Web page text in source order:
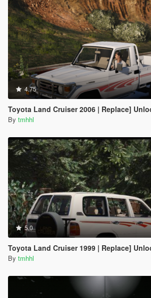
4.75
Toyota Land Cruiser 2006 | Replace]
By tmhhl
5.0
Toyota Land Cruiser 1999 | Replace]
By tmhhl